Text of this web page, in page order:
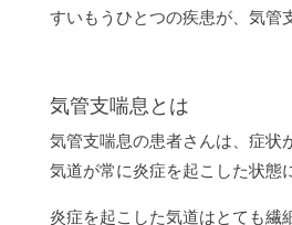
すいもうひとつの疾患が、気管
気管支喘息とは
気管支喘息の患者さんは、症状
気道が常に炎症を起こした状態
炎症を起こした気道はとても繊